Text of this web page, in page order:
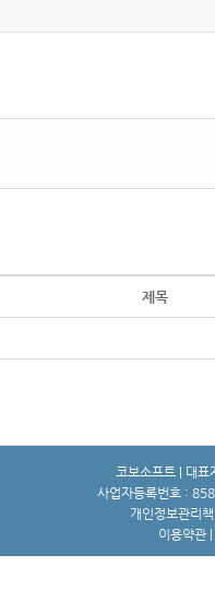
제목
코보소프트 | 대표
사업자등록번호 :
개인정보관리
이용약관|